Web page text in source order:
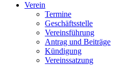
Verein
Termine
Geschäftsstelle
Vereinsführung
Antrag und Beiträge
Kündigung
Vereinssatzung